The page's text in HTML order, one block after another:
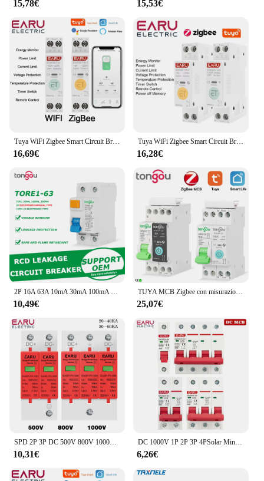
15,78€ 15,53€
Tuya WiFi Zigbee Smart Circuit Breaker MCB 1P + N 63A Alimentazione Energia kWh Misuratore di tensione e corrente Protezione Interruttore di controllo remoto vocale
16,69€
Tuya WiFi Zigbee Smart Circuit Breaker MCB 1P + N 63A Power Energy kWh Voltage Current Meter Protector Voice Remote Control Switch
16,28€
2P 16A 63A 10mA 30mA 100mA 6KA RCCB RCD 230V elettromeccanico corrente residua interruttore differenziale interruttore di sicurezza
10,49€
TUYA MCB Zigbee con misurazione interruttore intelligente 16A 32A guida DIN per Smart Home interruttore di controllo remoto wireless tramite APP TONGOU
25,07€
10,31€
DC 1000V 1P 2P 3P 4PSolar Mini Interruttore di Protezione da Sovraccarico Interruttore 6A 10A 16A 20A 25A 32A 40A 50A 63A Fotovoltaico MCB PV
6,26€